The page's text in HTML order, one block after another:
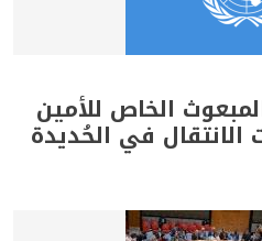
الخاص للأمين
الانتقال في الحُديدة